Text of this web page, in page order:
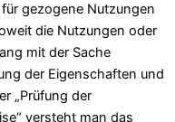
gezogene Nutzungen
die Nutzungen oder
mit der Sache
der Eigenschaften und
„Prüfung der
versteht man das